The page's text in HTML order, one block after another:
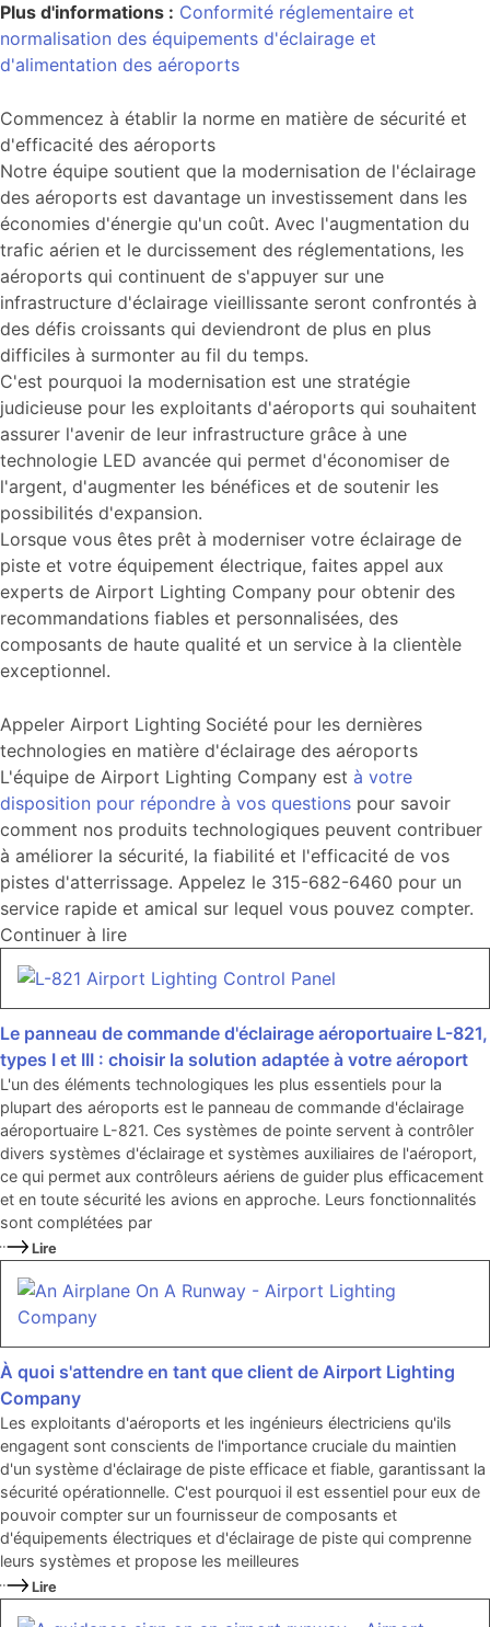
Plus d'informations : Conformité réglementaire et
normalisation des équipements d'éclairage et
d'alimentation des aéroports
Commencez à établir la norme en matière de sécurité et
d'efficacité des aéroports
Notre équipe soutient que la modernisation de l'éclairage
des aéroports est davantage un investissement dans les
économies d'énergie qu'un coût. Avec l'augmentation du
trafic aérien et le durcissement des réglementations, les
aéroports qui continuent de s'appuyer sur une
infrastructure d'éclairage vieillissante seront confrontés à
des défis croissants qui deviendront de plus en plus
difficiles à surmonter au fil du temps.
C'est pourquoi la modernisation est une stratégie
judicieuse pour les exploitants d'aéroports qui souhaitent
assurer l'avenir de leur infrastructure grâce à une
technologie LED avancée qui permet d'économiser de
l'argent, d'augmenter les bénéfices et de soutenir les
possibilités d'expansion.
Lorsque vous êtes prêt à moderniser votre éclairage de
piste et votre équipement électrique, faites appel aux
experts de Airport Lighting Company pour obtenir des
recommandations fiables et personnalisées, des
composants de haute qualité et un service à la clientèle
exceptionnel.
Appeler Airport Lighting Société pour les dernières
technologies en matière d'éclairage des aéroports
L'équipe de Airport Lighting Company est à votre
disposition pour répondre à vos questions pour savoir
comment nos produits technologiques peuvent contribuer
à améliorer la sécurité, la fiabilité et l'efficacité de vos
pistes d'atterrissage. Appelez le 315-682-6460 pour un
service rapide et amical sur lequel vous pouvez compter.
Continuer à lire
Le panneau de commande d'éclairage aéroportuaire L-821,
types I et III : choisir la solution adaptée à votre aéroport
L'un des éléments technologiques les plus essentiels pour la
plupart des aéroports est le panneau de commande d'éclairage
aéroportuaire L-821. Ces systèmes de pointe servent à contrôler
divers systèmes d'éclairage et systèmes auxiliaires de l'aéroport,
ce qui permet aux contrôleurs aériens de guider plus efficacement
et en toute sécurité les avions en approche. Leurs fonctionnalités
sont complétées par
Lire
À quoi s'attendre en tant que client de Airport Lighting
Company
Les exploitants d'aéroports et les ingénieurs électriciens qu'ils
engagent sont conscients de l'importance cruciale du maintien
d'un système d'éclairage de piste efficace et fiable, garantissant la
sécurité opérationnelle. C'est pourquoi il est essentiel pour eux de
pouvoir compter sur un fournisseur de composants et
d'équipements électriques et d'éclairage de piste qui comprenne
leurs systèmes et propose les meilleures
Lire